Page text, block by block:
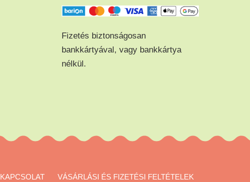
Fizetés biztonságosan
bankkártyával, vagy bankkártya
nélkül.
KAPCSOLAT VÁSÁRLÁSI ÉS FIZETÉSI FELTÉTELEK